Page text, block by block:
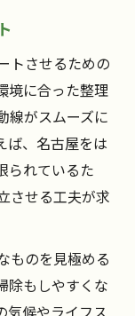
夫
な工夫
慣づくりの
付け方法
夫を紹介
授
を向上させ
トさせるための
境に合った整理
線がスムーズに
ば、名古屋をは
られているた
させる工夫が求
ものを見極める
除もしやすくな
気候やライフス